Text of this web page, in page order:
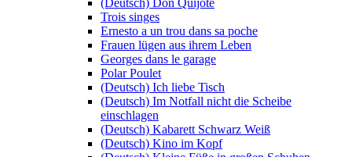
(Deutsch) Don Quijote
Trois singes
Ernesto a un trou dans sa poche
Frauen lügen aus ihrem Leben
Georges dans le garage
Polar Poulet
(Deutsch) Ich liebe Tisch
(Deutsch) Im Notfall nicht die Scheibe
einschlagen
(Deutsch) Kabarett Schwarz Weiß
(Deutsch) Kino im Kopf